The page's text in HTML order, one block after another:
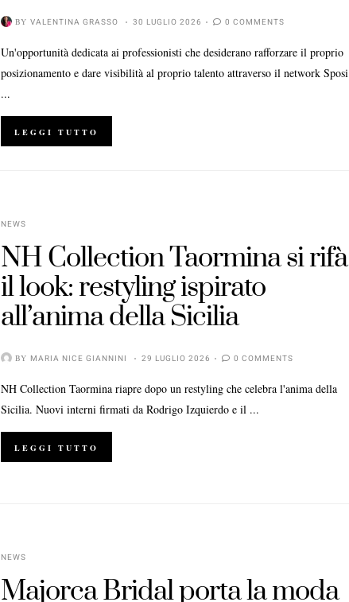
BYVALENTINA GRASSO 30 LUGLIO 2026 0 COMMENTS
Un'opportunità dedicata ai professionisti che desiderano rafforzare il proprio
posizionamento e dare visibilità al proprio talento attraverso il network Sposi
...
LEGGI TUTTO
NEWS
NH Collection Taormina si rifà
il look: restyling ispirato
all’anima della Sicilia
BY MARIA NICE GIANNINI 29 LUGLIO 2026 0 COMMENTS
NH Collection Taormina riapre dopo un restyling che celebra l'anima della
Sicilia. Nuovi interni firmati da Rodrigo Izquierdo e il ...
LEGGI TUTTO
NEWS
Majorca Bridal porta la moda